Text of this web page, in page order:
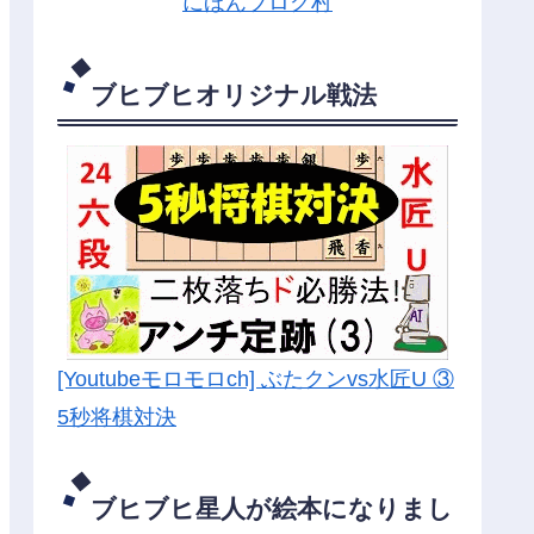
ブヒブヒオリジナル戦法
[Youtubeモロモロch] ぶたクンvs水匠U ③
5秒将棋対決
ブヒブヒ星人が絵本になりまし